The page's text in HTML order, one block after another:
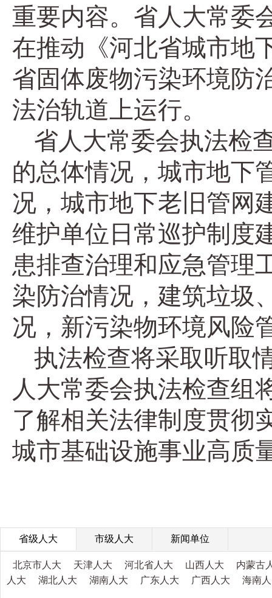
重要内容。省人大常委
在推动《河北省城市地
省固体废物污染环境防
法治轨道上运行。
省人大常委会执法检
的总体情况，城市地下
况，城市地下老旧管网
维护单位日常巡护制度
患排查治理和应急管理
染防治情况，建筑垃圾
况，新污染物环境风险
执法检查将采取听取
人大常委会执法检查组
了解相关法律制度贯彻
城市基础设施事业高质
省级人大 市级人大 新闻单位
北京市人大 天津人大 河北省人大 山西人大
内蒙古
人大
湖北人大 湖南人大 广东人大 广西人大 海南